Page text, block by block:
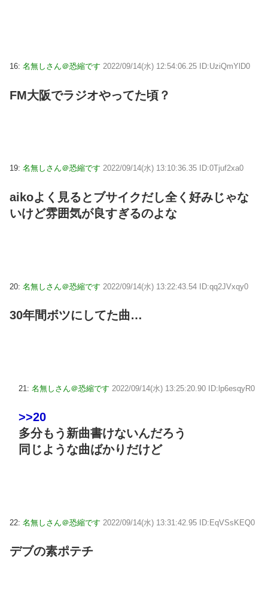
16: 名無しさん＠恐縮です 2022/09/14(水) 12:54:06.25 ID:UziQmYlD0
FM大阪でラジオやってた頃？
19: 名無しさん＠恐縮です 2022/09/14(水) 13:10:36.35 ID:0Tjuf2xa0
aikoよく見るとブサイクだし全く好みじゃな
いけど雰囲気が良すぎるのよな
20: 名無しさん＠恐縮です 2022/09/14(水) 13:22:43.54 ID:qq2JVxqy0
30年間ボツにしてた曲…
21: 名無しさん＠恐縮です 2022/09/14(水) 13:25:20.90 ID:lp6esqyR0
>>20
多分もう新曲書けないんだろう
同じような曲ばかりだけど
22: 名無しさん＠恐縮です 2022/09/14(水) 13:31:42.95 ID:EqVSsKEQ0
デブの素ポテチ